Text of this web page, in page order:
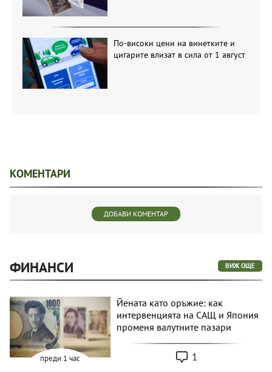
По-високи цени на винетките и
цигарите влизат в сила от 1 август
КОМЕНТАРИ
ДОБАВИ КОМЕНТАР
ФИНАНСИ ВИЖ ОЩЕ
преди 1 час
Йената като оръжие: как
интервенцията на САЩ и Япония
променя валутните пазари
1